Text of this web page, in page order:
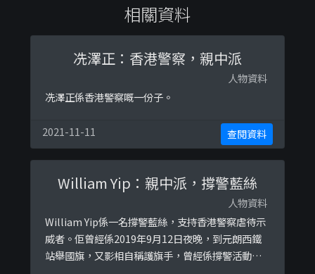
相關資料
冼澤正：香港警察，親中派
人物資料
冼澤正係香港警察嘅一份子。
2021-11-11 查閱資料
William Yip：親中派，撐警藍絲
人物資料
William Yip係一名撐警藍絲，支持香港警察虐待示
威者。佢曾經係2019年9月12日夜晚，到元朗西鐵
站舉國旗，又影相自稱護旗手，曾經係撐警活動同